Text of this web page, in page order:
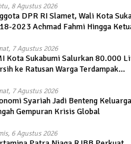
8 Agustus 2026
DPR RI Slamet, Wali Kota
2023 Achmad Fahmi Hingga
Sukabumi
7 Agustus 2026
Kota Sukabumi Salurkan 80.000
ke Ratusan Warga Terdampak
7 Agustus 2026
Syariah Jadi Benteng
Gempuran Krisis Global
6 Agustus 2026